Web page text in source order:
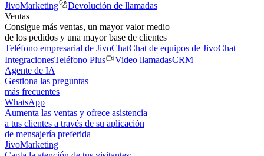
JivoMarketing
Devolución de llamadas
Ventas
Consigue más ventas, un mayor valor medio
de los pedidos y una mayor base de clientes
Teléfono empresarial de JivoChatChat de equipos de JivoChat
IntegracionesTeléfono Plus Video llamadasCRM
Agente de IA
Gestiona las preguntas
más frecuentes
WhatsApp
Aumenta las ventas y ofrece asistencia
a tus clientes a través de su aplicación
de mensajería preferida
JivoMarketing